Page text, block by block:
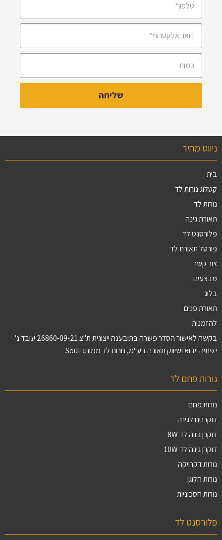
ניווט מהיר
בית
קטלוג נורות לד
נורות לד
תאורת גינה
פלורסנט לד
פורטל תאורת לד
צור קשר
מבצעים
בלוג
תאורת פנים
להזמנות
בקשה לאישור הסדר פשרה בתובענה ייצוגית ת"צ 26860-09-21 עובד נ'
י.פתיה ייבוא ושיווק תאורה בע"מ, נורות לד ממותג Soul
נורות פחם לד
נורות פחם
דוקרנים לגינה
דוקרן גינה לד 8W
דוקרן גינה לד 10W
נורות דקרויקה
נורות הלוגן
נורות חסכוניות
פלורסנט לד